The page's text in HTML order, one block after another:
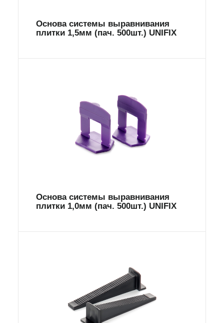
Основа системы выравнивания
плитки 1,5мм (пач. 500шт.) UNIFIX
Основа системы выравнивания
плитки 1,0мм (пач. 500шт.) UNIFIX